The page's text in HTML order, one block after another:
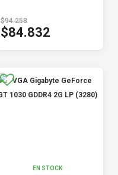
$94.258
$84.832
EN STOCK